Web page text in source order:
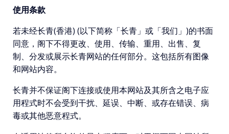
使用条款
若未经长青(香港) (以下简称「长青」或「我们」)的书面
同意，阁下不得更改、使用、传输、重用、出售、复
制、分发或展示长青网站的任何部分。这包括所有图像
和网站内容。
长青并不保证阁下连接或使用本网站及其所含之电子应
用程式时不会受到干扰、延误、中断、或存在错误、病
毒或其他恶意程式。